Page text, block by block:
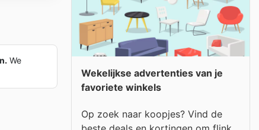
We
Wekelijkse advertenties van je
favoriete winkels
Op zoek naar koopjes? Vind de